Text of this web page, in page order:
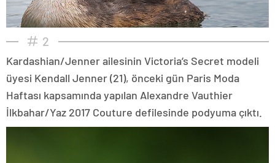
2
Kardashian/Jenner ailesinin Victoria’s Secret modeli
üyesi Kendall Jenner (21), önceki gün Paris Moda
Haftası kapsamında yapılan Alexandre Vauthier
İlkbahar/Yaz 2017 Couture defilesinde podyuma çıktı.